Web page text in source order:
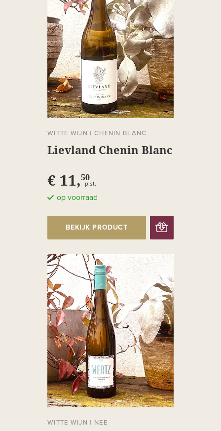
WITTE WIJN | CHENIN BLANC
Lievland Chenin Blanc
€ 11,50
p.st.
op voorraad
BEKIJK PRODUCT
WITTE WIJN | NEE